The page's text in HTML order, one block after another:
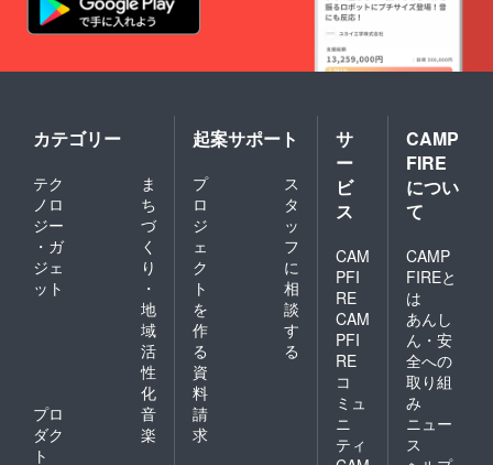
カテゴリー
テク
ノロ
ジー
・ガ
ジェ
ット
ま
ち
づ
く
り
・
地
域
活
性
化
プロ
ダク
ト
音
楽
起案サポート
プ
ロ
ジ
ェ
ク
ト
を
作
る
ス
タ
ッ
フ
に
相
談
す
る
資
料
請
求
サ
ー
ビ
ス
CAM
PFI
RE
CAM
PFI
RE
コ
ミュ
ニ
ティ
CAMP
FIRE
につい
て
CAMP
FIREと
は
あんし
ん・安
全への
取り組
み
ニュー
ス